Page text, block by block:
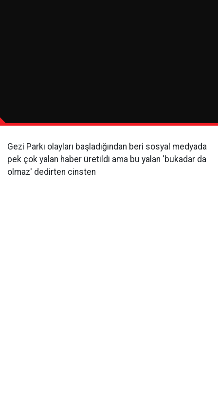
Gezi Parkı olayları başladığından beri sosyal medyada
pek çok yalan haber üretildi ama bu yalan 'bukadar da
olmaz' dedirten cinsten